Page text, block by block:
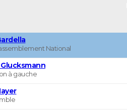
National
à gauche